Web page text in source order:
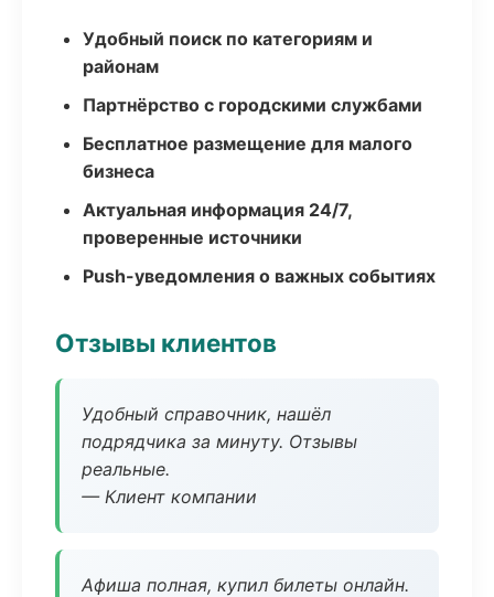
Удобный поиск по категориям и
районам
Партнёрство с городскими службами
Бесплатное размещение для малого
бизнеса
Актуальная информация 24/7,
проверенные источники
Push-уведомления о важных событиях
Отзывы клиентов
Удобный справочник, нашёл
подрядчика за минуту. Отзывы
реальные.
— Клиент компании
Афиша полная, купил билеты онлайн.